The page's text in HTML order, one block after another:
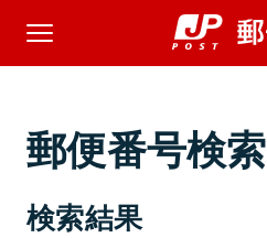
郵便番号検索
検索結果